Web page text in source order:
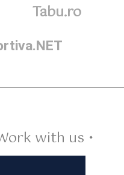
Tabu.ro
with us •